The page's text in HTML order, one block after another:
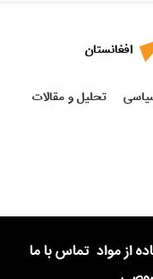
افغانستان
تحلیل و مقالات
از مواد تماس با ما